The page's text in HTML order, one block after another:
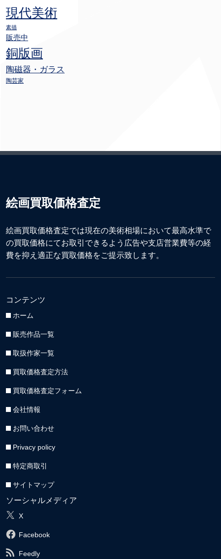
現代美術
素描
販売中
銅版画
陶磁器・ガラス
陶芸家
絵画買取価格査定
絵画買取価格査定では現在の美術相場において最高水準で
の買取価格にてお取引できるよう広告や支店営業費等の経
費を抑え適正な買取価格をご提示致します。
コンテンツ
ホーム
販売作品一覧
取扱作家一覧
買取価格査定方法
買取価格査定フォーム
会社情報
お問い合わせ
Privacy policy
特定商取引
サイトマップ
ソーシャルメディア
X
Facebook
Feedly